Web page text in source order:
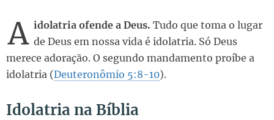
A idolatria ofende a Deus. Tudo que toma o lugar
de Deus em nossa vida é idolatria. Só Deus
merece adoração. O segundo mandamento proíbe a
idolatria (Deuteronômio 5:8-10).
Idolatria na Bíblia